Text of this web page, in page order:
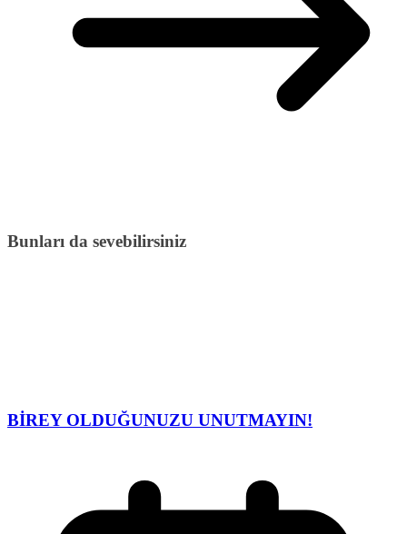
Bunları da sevebilirsiniz
BİREY OLDUĞUNUZU UNUTMAYIN!